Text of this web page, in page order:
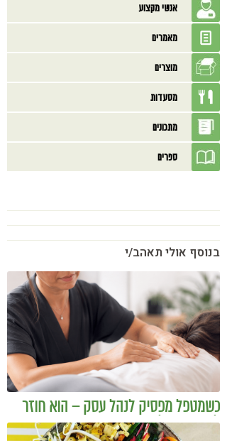
אנשי מקצוע
מאמרים
מוצרים
מסעדות
מתכונים
ספרים
בנוסף אולי תאהב/י
כשמטפל מפסיק לנהל עסק – הוא חוזר
להיות מטפל